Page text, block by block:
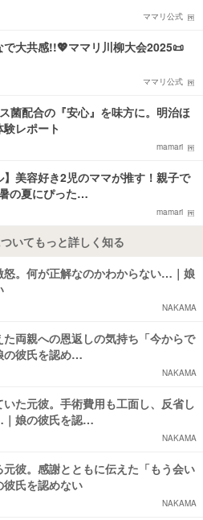
ママリ公式
で大共感!!💖ママリ川柳大会2025📜
ママリ公式
菌配合の『安心』を味方に。明治ほ
レポート
mamari
】美容好き2児のママが推す！親子で
の夏にぴった…
mamari
いてもっと詳しく知る
怒。何が正解なのかわからない…｜娘
NAKAMA
両親への恩返しの気持ち「今からで
の彼氏を認め…
NAKAMA
いた元彼。手術費用も工面し、反省し
娘の彼氏を認…
NAKAMA
彼。感謝とともに伝えた「もう会い
彼氏を認めない
NAKAMA